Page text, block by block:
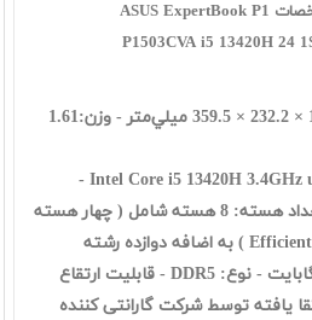
لپ تاپ ایسوس P1503 با مشخصات ASUS ExpertBook P1
P1503CVA i5 13420H 24
- وزن:1.61
Intel Core i5 13420H 3.4GHz up to 4.6GHz -
حافظه کش 12 مگابایت - تعداد هسته: 8 هسته شامل ( چهار هسته
ظرفیت: 24 گيگابايت - نوع: DDR5 - قابلیت ارتقاع